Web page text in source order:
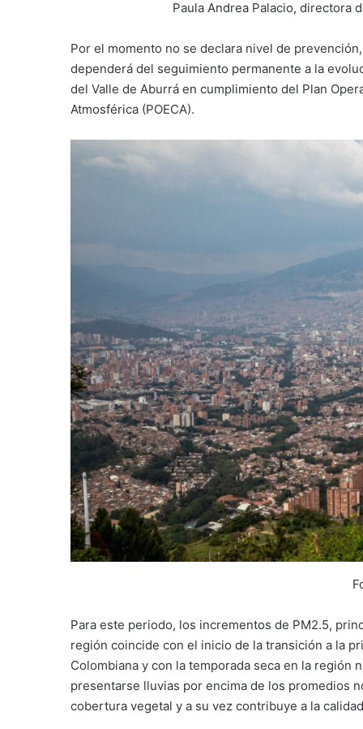
Paula Andrea Palacio, directora
Por el momento no se declara nivel de
dependerá del seguimiento permanente a la
del Valle de Aburrá en cumplimiento del Plan
Atmosférica (POECA).
Para este periodo, los incrementos de PM2.5,
región coincide con el inicio de la transición a la
Colombiana y con la temporada seca en la
presentarse lluvias por encima de los promedios
cobertura vegetal y a su vez contribuye a la